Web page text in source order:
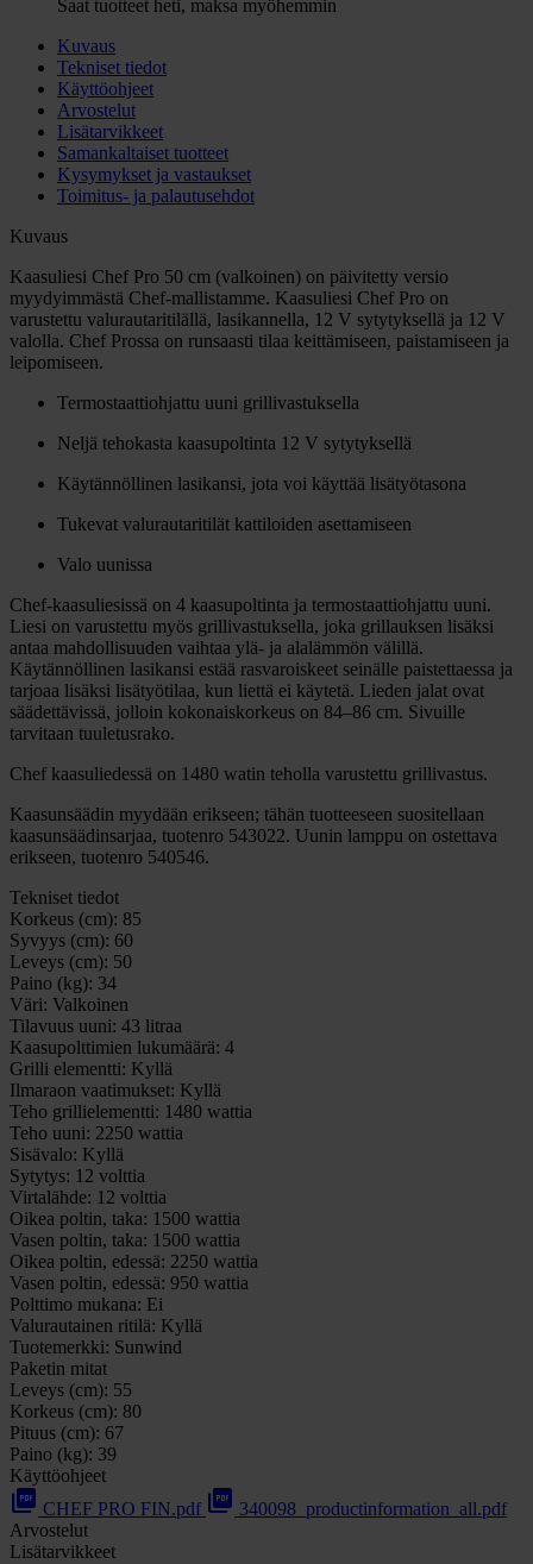
Saat tuotteet heti, maksa myöhemmin
Kuvaus
Tekniset tiedot
Käyttöohjeet
Arvostelut
Lisätarvikkeet
Samankaltaiset tuotteet
Kysymykset ja vastaukset
Toimitus- ja palautusehdot
Kuvaus
Kaasuliesi Chef Pro 50 cm (valkoinen) on päivitetty versio
myydyimmästä Chef-mallistamme. Kaasuliesi Chef Pro on
varustettu valurautaritilällä, lasikannella, 12 V sytytyksellä ja 12 V
valolla. Chef Prossa on runsaasti tilaa keittämiseen, paistamiseen ja
leipomiseen.
Termostaattiohjattu uuni grillivastuksella
Neljä tehokasta kaasupoltinta 12 V sytytyksellä
Käytännöllinen lasikansi, jota voi käyttää lisätyötasona
Tukevat valurautaritilät kattiloiden asettamiseen
Valo uunissa
Chef-kaasuliesissä on 4 kaasupoltinta ja termostaattiohjattu uuni.
Liesi on varustettu myös grillivastuksella, joka grillauksen lisäksi
antaa mahdollisuuden vaihtaa ylä- ja alalämmön välillä.
Käytännöllinen lasikansi estää rasvaroiskeet seinälle paistettaessa ja
tarjoaa lisäksi lisätyötilaa, kun liettä ei käytetä. Lieden jalat ovat
säädettävissä, jolloin kokonaiskorkeus on 84–86 cm. Sivuille
tarvitaan tuuletusrako.
Chef kaasuliedessä on 1480 watin teholla varustettu grillivastus.
Kaasunsäädin myydään erikseen; tähän tuotteeseen suositellaan
kaasunsäädinsarjaa, tuotenro 543022. Uunin lamppu on ostettava
erikseen, tuotenro 540546.
Tekniset tiedot
Korkeus (cm): 85
Syvyys (cm): 60
Leveys (cm): 50
Paino (kg): 34
Väri: Valkoinen
Tilavuus uuni: 43 litraa
Kaasupolttimien lukumäärä: 4
Grilli elementti: Kyllä
Ilmaraon vaatimukset: Kyllä
Teho grillielementti: 1480 wattia
Teho uuni: 2250 wattia
Sisävalo: Kyllä
Sytytys: 12 volttia
Virtalähde: 12 volttia
Oikea poltin, taka: 1500 wattia
Vasen poltin, taka: 1500 wattia
Oikea poltin, edessä: 2250 wattia
Vasen poltin, edessä: 950 wattia
Polttimo mukana: Ei
Valurautainen ritilä: Kyllä
Tuotemerkki: Sunwind
Paketin mitat
Leveys (cm): 55
Korkeus (cm): 80
Pituus (cm): 67
Paino (kg): 39
Käyttöohjeet
picture_as_pdf CHEF PRO FIN.pdf picture_as_pdf 340098_productinformation_all.pdf
Arvostelut
Lisätarvikkeet